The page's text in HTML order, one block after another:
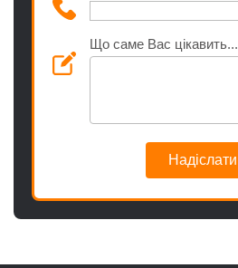
Що саме Вас цікавить...
Надіслати